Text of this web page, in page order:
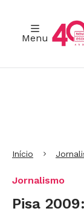
Menu
Início
Jornalismo
Pisa